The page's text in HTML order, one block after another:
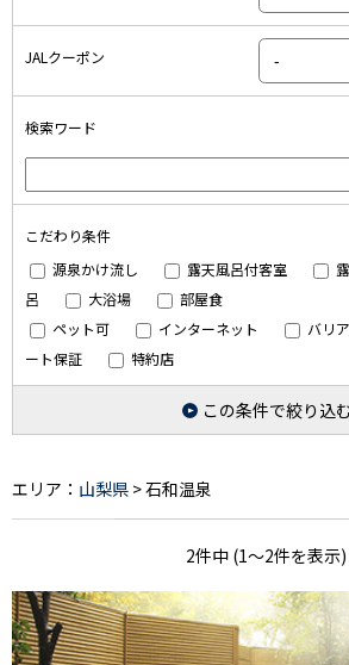
JALクーポン
検索ワード
こだわり条件
源泉かけ流し
露天風呂付客室
呂
大浴場
部屋食
ペット可
インターネット バリ
ート保証
特約店
この条件で絞り込
エリア： 山梨県 > 石和温泉
2件中 (1～2件を表示)